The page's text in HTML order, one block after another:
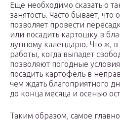
Еще необходимо сказать о
занятость. Часто бывает, что
позволяет провести
или посадить картошку в
лунному календарю. Что ж, в
работы, когда выпадет
позволяют погодные
посадить картофель в
чем ждать благоприятного
до конца месяца и осенью
Таким образом, самое